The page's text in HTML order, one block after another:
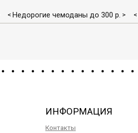
< Недорогие чемоданы до 300 р. > <
ИНФОРМАЦИЯ
Контакты